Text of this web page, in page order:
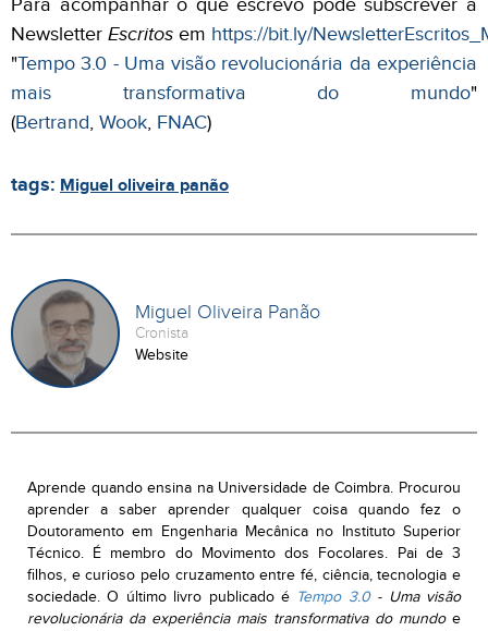
Para acompanhar o que escrevo pode subscrever a
Newsletter Escritos em https://bit.ly/
"Tempo 3.0 - Uma visão revolucionária da experiência
mais transformativa do mundo"
(Bertrand, Wook, FNAC)
tags: Miguel oliveira panão
Miguel Oliveira Panão
Cronista
Website
Aprende quando ensina na Universidade de Coimbra. Procurou
aprender a saber aprender qualquer coisa quando fez o
Doutoramento em Engenharia Mecânica no Instituto Superior
Técnico. É membro do Movimento dos Focolares. Pai de 3
filhos, e curioso pelo cruzamento entre fé, ciência, tecnologia e
sociedade. O último livro publicado é Tempo 3.0- Uma visão
revolucionária da experiência mais transformativa do mundoe